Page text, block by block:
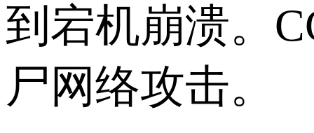
到宕机崩溃。
尸网络攻击。